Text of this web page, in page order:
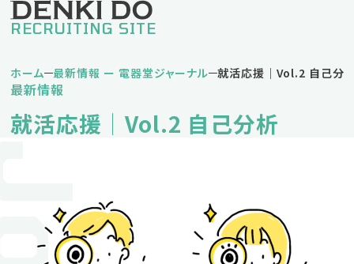
RECRUITING SITE
私の電器堂ライフ
堅実タイプDさん
仕事紹介
営業職
ホーム 最新情報 ー 電器堂ジャーナル 就活応援｜Vol.2 自己分
最新情報
就活応援｜Vol.2 自己分析